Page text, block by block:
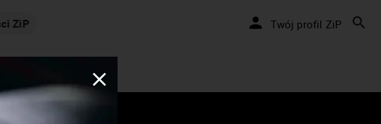
Twój profil ZiP